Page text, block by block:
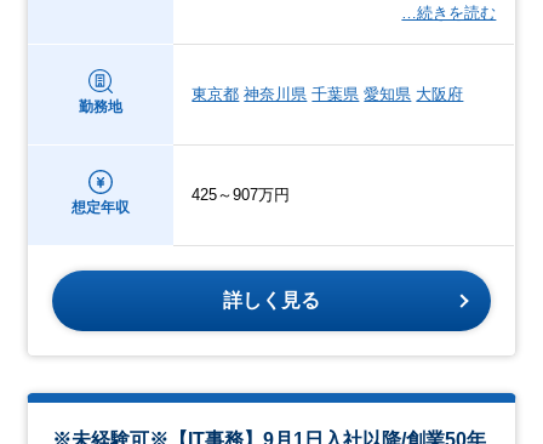
…続きを読む
勤務地
東京都 神奈川県 千葉県 愛知県 大阪府
想定年収
425～907万円
詳しく見る
※未経験可※【IT事務】9月1日入社以降/創業50年